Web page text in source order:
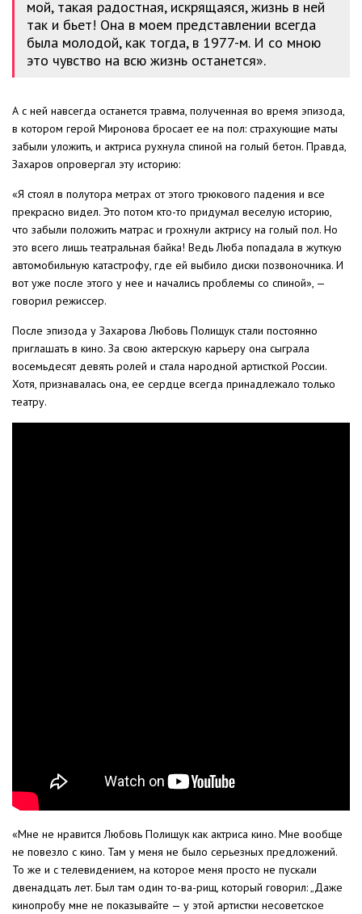
мой, такая радостная, искрящаяся, жизнь в ней
так и бьет! Она в моем представлении всегда
была молодой, как тогда, в 1977-м. И со мною
это чувство на всю жизнь останется».
А с ней навсегда останется травма, полученная во время эпизода,
в котором герой Миронова бросает ее на пол: страхующие маты
забыли уложить, и актриса рухнула спиной на голый бетон. Правда,
Захаров опровергал эту историю:
«Я стоял в полутора метрах от этого трюкового падения и все
прекрасно видел. Это потом кто-то придумал веселую историю,
что забыли положить матрас и грохнули актрису на голый пол. Но
это всего лишь театральная байка! Ведь Люба попадала в жуткую
автомобильную катастрофу, где ей выбило диски позвоночника. И
вот уже после этого у нее и начались проблемы со спиной», —
говорил режиссер.
После эпизода у Захарова Любовь Полищук стали постоянно
приглашать в кино. За свою актерскую карьеру она сыграла
восемьдесят девять ролей и стала народной артисткой России.
Хотя, признавалась она, ее сердце всегда принадлежало только
театру.
«Мне не нравится Любовь Полищук как актриса кино. Мне вообще
не повезло с кино. Там у меня не было серьезных предложений.
То же и с телевидением, на которое меня просто не пускали
двенадцать лет. Был там один то-ва-рищ, который говорил: „Даже
кинопробу мне не показывайте — у этой артистки несоветское